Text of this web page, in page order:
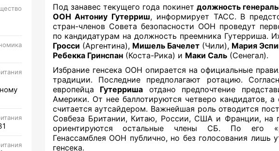
Под занавес текущего года покинетдолжность
ООН Антониу Гутерриш, информирует ТАСС. В
стран-членов Совета безопасности ООН проведут
по кандидатурам на должность преемника Гутерриша.
Гросси (Аргентина), Мишель Бачелет(Чили), Мария
Ребекка Гринспан(Коста-Рика) и Маки Саль(Сенегал).
Избрание генсека ООН опирается на официальные
традиции. Последние предполагают ротацию.
европейца Гутерриша отдано предпочтение
Америки. От нее баллотируются четверо кандидатов, а
считается аутсайдером. Важнейшая роль отводится
Совбеза Британии, Китаю, России, США и Франции, на
ориентируются остальные члены СБ. По его
Генассамблея ООН публично, но без голосования лишь
генсека.